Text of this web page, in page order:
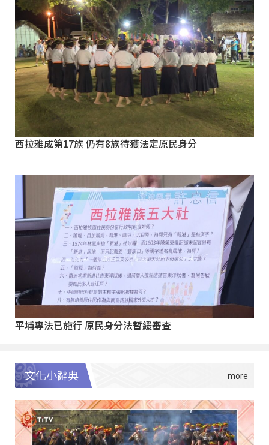
西拉雅成第17族 仍有8族待獲法定原民身分
平埔專法已施行 原民身分法暫緩審查
文化小辭典